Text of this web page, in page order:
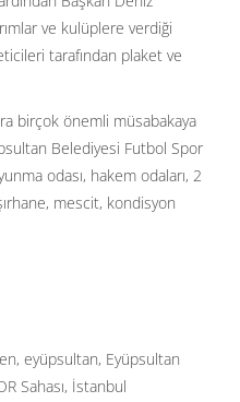
ve kulüplere verdiği
tarafından plaket ve
birçok önemli müsabakaya
Belediyesi Futbol Spor
odası, hakem odaları, 2
mescit, kondisyon
, eyüpsultan, Eyüpsultan
Sahası, İstanbul